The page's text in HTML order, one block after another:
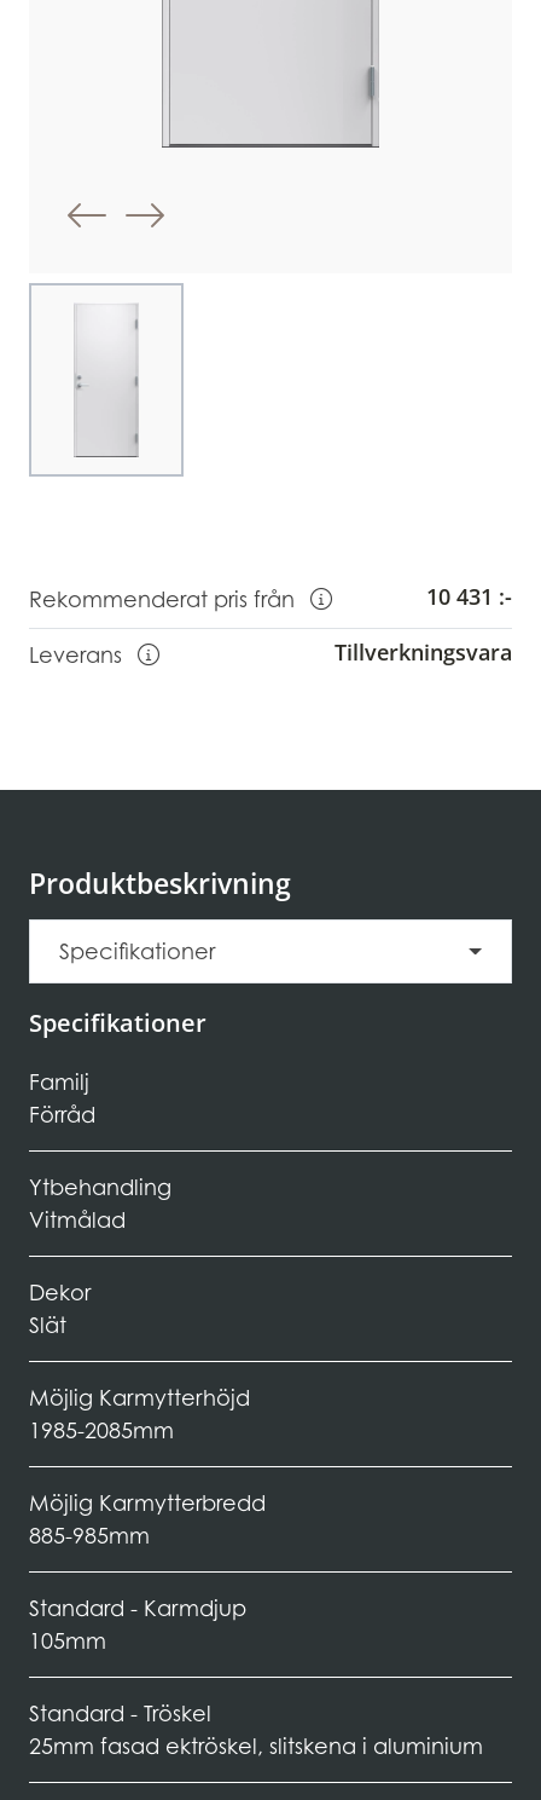
Föregående bild
Nästa bild
Choose image
Rekommenderat pris från
Visa information om
10 431 :-
Leverans
Tillverkningsvara
Produktbeskrivning
Specifikationer
Specifikationer
Familj
Förråd
Ytbehandling
Vitmålad
Dekor
Slät
Möjlig Karmytterhöjd
1985-2085mm
Möjlig Karmytterbredd
885-985mm
Standard - Karmdjup
105mm
Standard - Tröskel
25mm fasad ektröskel, slitskena i aluminium